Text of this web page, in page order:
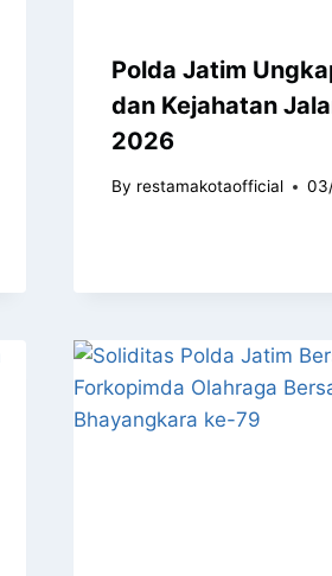
Polda Jatim
dan Kejahatan
2026
By restamakotaofficial